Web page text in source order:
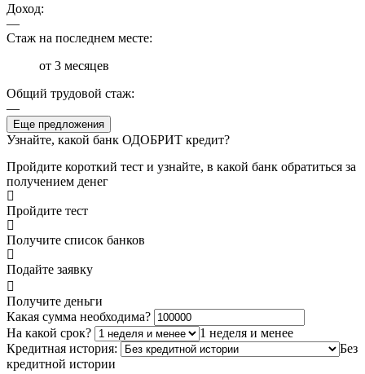
Доход:
—
Стаж на последнем месте:
от 3 месяцев
Общий трудовой стаж:
—
Еще предложения
Узнайте, какой банк ОДОБРИТ кредит?
Пройдите короткий тест и узнайте, в какой банк обратиться за
получением денег
Пройдите тест
Получите список банков
Подайте заявку
Получите деньги
Какая сумма необходима?
На какой срок?
1 неделя и менее
Кредитная история:
Без
кредитной истории